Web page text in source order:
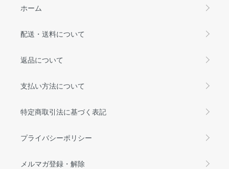
ホーム
配送・送料について
返品について
支払い方法について
特定商取引法に基づく表記
プライバシーポリシー
メルマガ登録・解除